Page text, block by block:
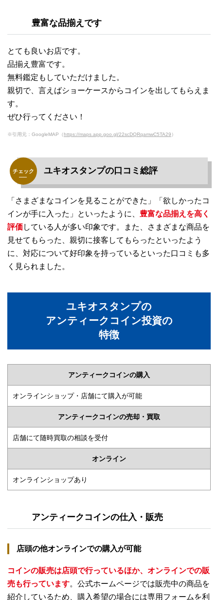
豊富な品揃えです
とても良いお店です。
品揃え豊富です。
無料鑑定もしていただけました。
親切で、言えばショーケースからコインを出してもらえま
す。
ぜひ行ってください！
※引用元：GoogleMAP（https://maps.app.goo.gl/22scDQRqamwC5TA29 ）
ユキオスタンプの口コミ総評
「さまざまなコインを見ることができた」「欲しかったコ
インが手に入った」といったように、 豊富な品揃えを高く
評価している人が多い印象です。また、さまざまな商品を
見せてもらった、親切に接客してもらったといったよう
に、対応について好印象を持っているといった口コミも多
く見られました。
ユキオスタンプの
アンティークコイン投資の
特徴
アンティークコインの購入
オンラインショップ・店舗にて購入が可能
アンティークコインの売却・買取
店舗にて随時買取の相談を受付
オンライン
オンラインショップあり
アンティークコインの仕入・販売
店頭の他オンラインでの購入が可能
コインの販売は店頭で行っているほか、オンラインでの販
売も行っています。公式ホームページでは販売中の商品を
紹介しているため、購入希望の場合には専用フォームを利